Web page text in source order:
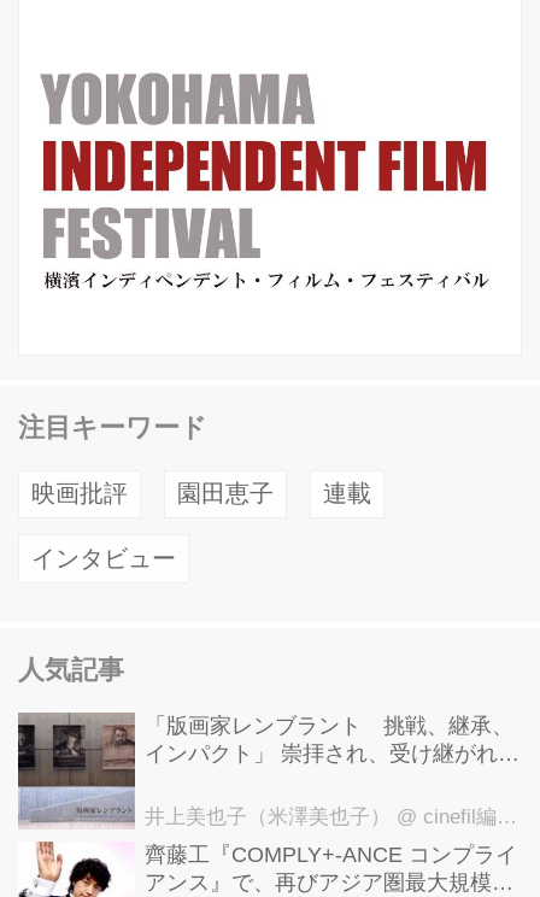
注目キーワード
映画批評 園田恵子 連載
インタビュー
人気記事
「版画家レンブラント 挑戦、継承、
インパクト」 崇拝され、受け継がれ、
洋美術館にて9月23日まで開催中！
井上美也子（米澤美也子） @ cinefil編集部
齊藤工『COMPLY+-ANCE コンプライ
アンス』で、再びアジア圏最大規模の